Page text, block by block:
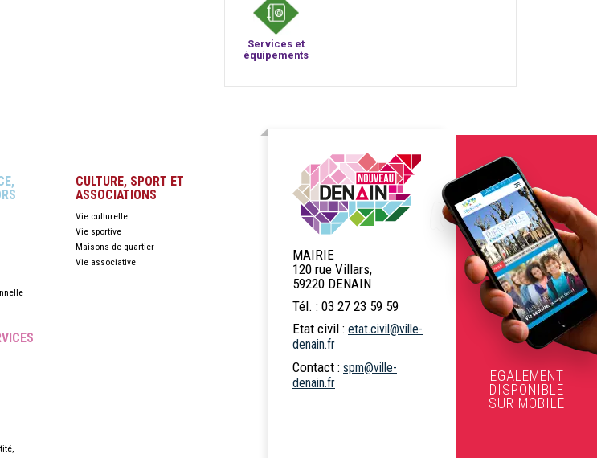
Services et
équipements
CULTURE, SPORT ET
ASSOCIATIONS
Vie culturelle
Vie sportive
Maisons de quartier
Vie associative
MAIRIE
120 rue Villars,
59220 DENAIN
Tél. : 03 27 23 59 59
Etat civil : etat.civil@ville-
denain.fr
Contact : spm@ville-
denain.fr
EGALEMENT
DISPONIBLE
SUR MOBILE